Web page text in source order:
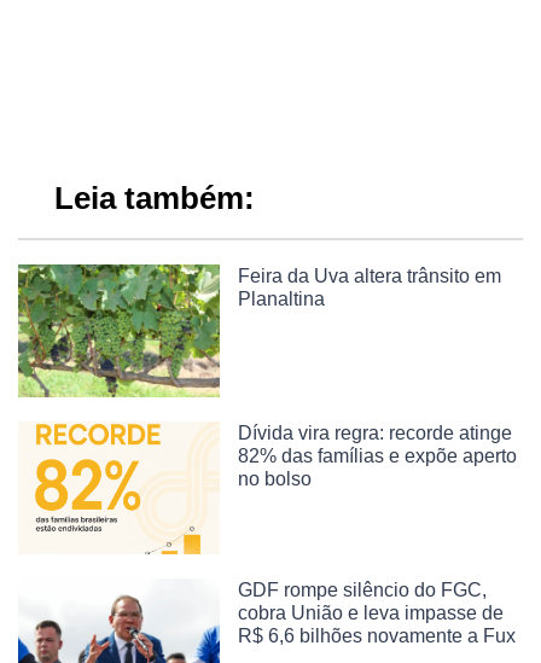
Leia também:
Feira da Uva altera trânsito em
Planaltina
Dívida vira regra: recorde atinge
82% das famílias e expõe aperto
no bolso
GDF rompe silêncio do FGC,
cobra União e leva impasse de
R$ 6,6 bilhões novamente a Fux